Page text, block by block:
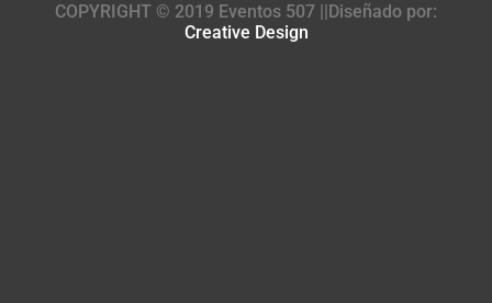
COPYRIGHT © 2019 Eventos 507 ||Diseñado por:
Creative Design